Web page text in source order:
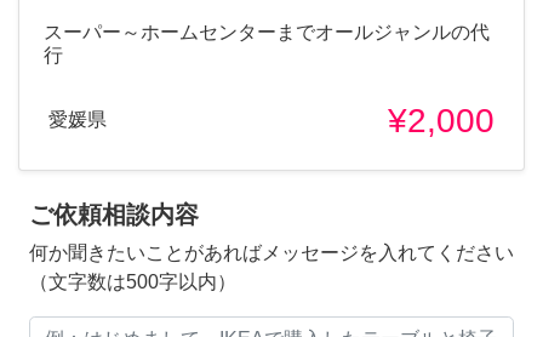
スーパー～ホームセンターまでオールジャンルの代
行
愛媛県 ¥2,000
ご依頼相談内容
何か聞きたいことがあればメッセージを入れてください
（文字数は500字以内）